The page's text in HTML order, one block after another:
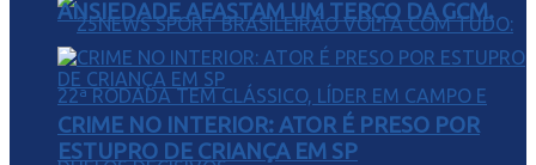
ANSIEDADE AFASTAM UM TERÇO DA GCM.
CRIME NO INTERIOR: ATOR É PRESO POR
ESTUPRO DE CRIANÇA EM SP